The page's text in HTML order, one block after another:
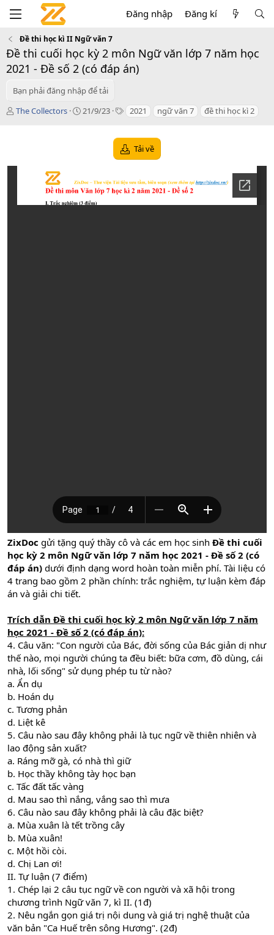
Đăng nhập Đăng kí
Đề thi học kì II Ngữ văn 7
Đề thi cuối học kỳ 2 môn Ngữ văn lớp 7 năm học
2021 - Đề số 2 (có đáp án)
Bạn phải đăng nhập để tải
T
ả
The Collectors
C
n
21/9/23
T
s
2021 ngữ văn 7 đề thi học kì 2
Tải về
ZixDoc gửi tặng quý thầy cô và các em học sinh Đề thi cuối
học kỳ 2 môn Ngữ văn lớp 7 năm học 2021 - Đề số 2 (có
đáp án) dưới định dạng word hoàn toàn miễn phí. Tài liệu có
4 trang bao gồm 2 phần chính: trắc nghiệm, tự luận kèm đáp
án và giải chi tiết.
Trích dẫn Đề thi cuối học kỳ 2 môn Ngữ văn lớp 7 năm
học 2021 - Đề số 2 (có đáp án):
4. Câu văn: "Con người của Bác, đời sống của Bác giản dị như
thế nào, mọi người chúng ta đều biết: bữa cơm, đồ dùng, cái
nhà, lối sống" sử dụng phép tu từ nào?
a. Ẩn dụ
b. Hoán dụ
c. Tương phản
d. Liệt kê
5. Câu nào sau đây không phải là tục ngữ về thiên nhiên và
lao động sản xuất?
a. Ráng mỡ gà, có nhà thì giữ
b. Học thầy không tày học bạn
c. Tấc đất tấc vàng
d. Mau sao thì nắng, vắng sao thì mưa
6. Câu nào sau đây không phải là câu đặc biệt?
a. Mùa xuân là tết trồng cây
b. Mùa xuân!
c. Một hồi còi.
d. Chị Lan ơi!
II. Tự luận (7 điểm)
1. Chép lại 2 câu tục ngữ về con người và xã hội trong
chương trình Ngữ văn 7, kì II. (1đ)
2. Nêu ngắn gọn giá trị nội dung và giá trị nghệ thuật của
văn bản "Ca Huế trên sông Hương". (2đ)